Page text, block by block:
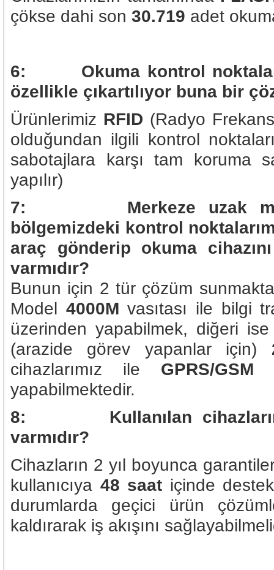
çökse dahi son 30.719 adet
6: Okuma kontrol noktaları
özellikle çıkartılıyor buna bir
Ürünlerimiz RFID (Radyo
olduğundan ilgili kontrol
sabotajlara karşı tam koruma
yapılır)
7: Merkeze uzak
bölgemizdeki kontrol
araç gönderip okuma
varmıdır?
Bunun için 2 tür çözüm
Model 4000M vasıtası ile bilgi
üzerinden yapabilmek, diğeri
(arazide görev yapanlar için)
cihazlarımız ile GPRS/GSM
yapabilmektedir.
8: Kullanılan cihazların
varmıdır?
Cihazların 2 yıl boyunca
kullanıcıya 48 saat içinde
durumlarda geçici ürün
kaldırarak iş akışını